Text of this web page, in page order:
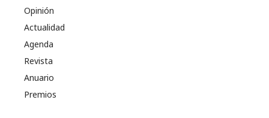
Opinión
Actualidad
Agenda
Revista
Anuario
Premios